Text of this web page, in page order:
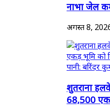
नाभा जेल
अगस्त 8,
शुतराना
68,500